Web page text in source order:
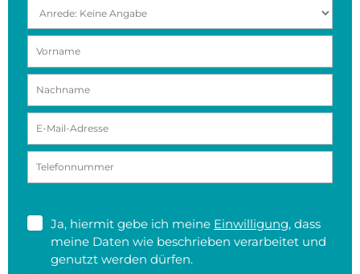
Ja, hiermit gebe ich meine Einwilligung, dass
meine Daten wie beschrieben verarbeitet und
genutzt werden dürfen.